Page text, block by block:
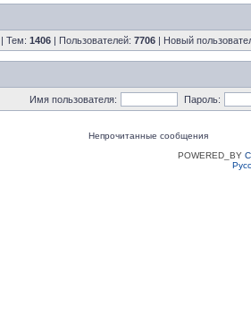
| Тем: 1406 | Пользователей: 7706 | Новый
Имя пользователя: Пароль:
Непрочитанные сообщения
POWERED_BY